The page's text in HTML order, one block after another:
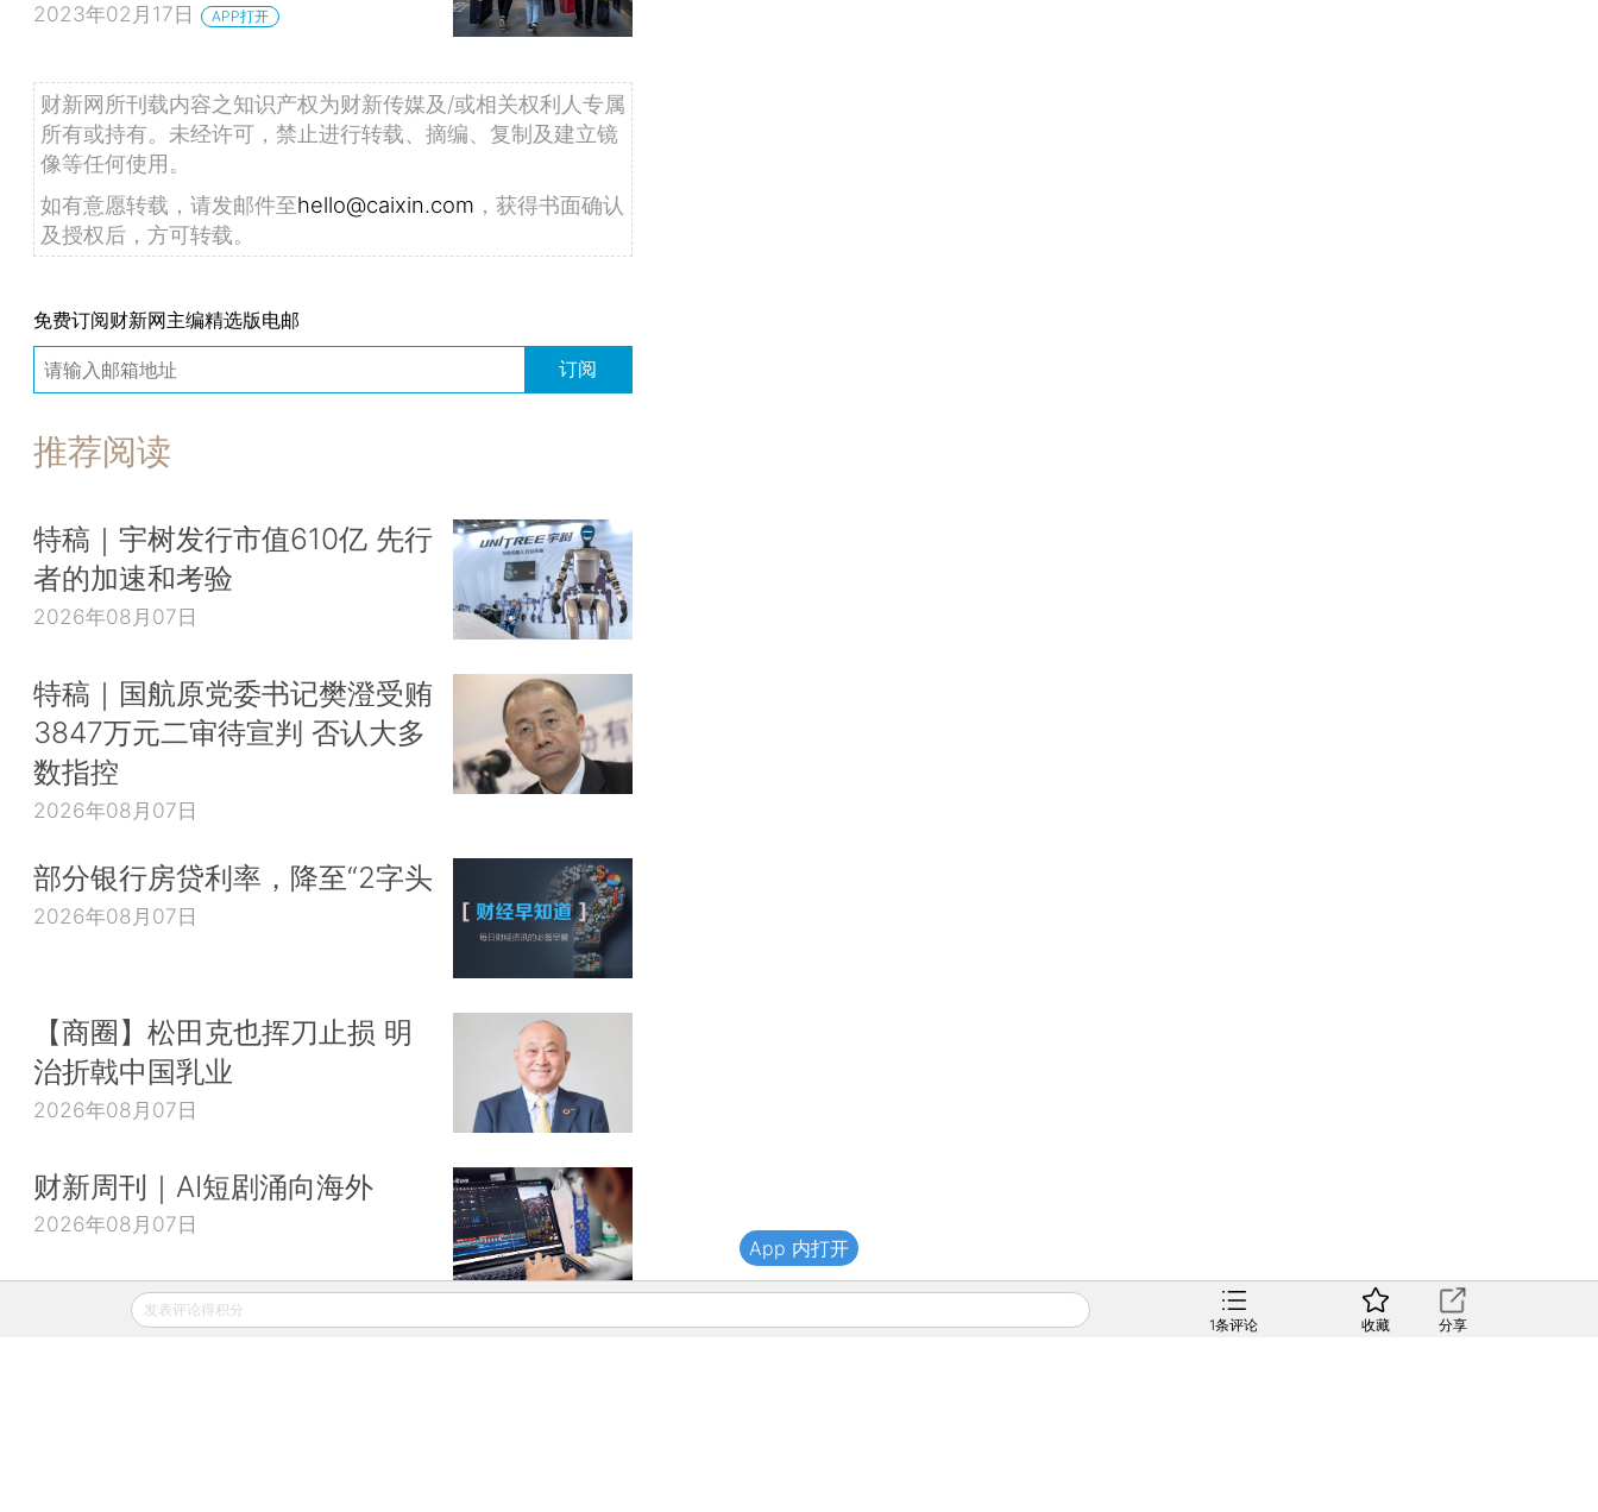
2023年02月17日 APP打开
财新网所刊载内容之知识产权为财新传媒及/或相关权利人专属
所有或持有。未经许可，禁止进行转载、摘编、复制及建立镜
像等任何使用。
如有意愿转载，请发邮件至hello@caixin.com ，获得书面确认
及授权后，方可转载。
免费订阅财新网主编精选版电邮
订阅
推荐阅读
特稿｜宇树发行市值610亿 先行
者的加速和考验
2026年08月07日
特稿｜国航原党委书记樊澄受贿
3847万元二审待宣判 否认大多
数指控
2026年08月07日
部分银行房贷利率，降至“2字头
2026年08月07日
【商圈】松田克也挥刀止损 明
治折戟中国乳业
2026年08月07日
财新周刊｜AI短剧涌向海外
2026年08月07日
发表评论得积分
1条评论 收藏 分享
App 内打开